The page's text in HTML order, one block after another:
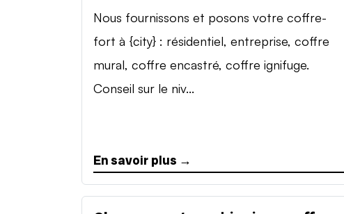
Nous fournissons et posons votre coffre-
fort à {city} : résidentiel, entreprise, coffre
mural, coffre encastré, coffre ignifuge.
Conseil sur le niv...
En savoir plus →